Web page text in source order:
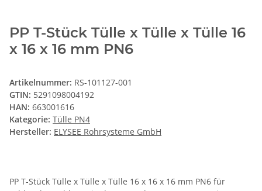
PP T-Stück Tülle x Tülle x Tülle 16
x 16 x 16 mm PN6
Artikelnummer: RS-101127-001
GTIN: 5291098004192
HAN: 663001616
Kategorie: Tülle PN4
Hersteller: ELYSEE Rohrsysteme GmbH
PP T-Stück Tülle x Tülle x Tülle 16 x 16 x 16 mm PN6 für